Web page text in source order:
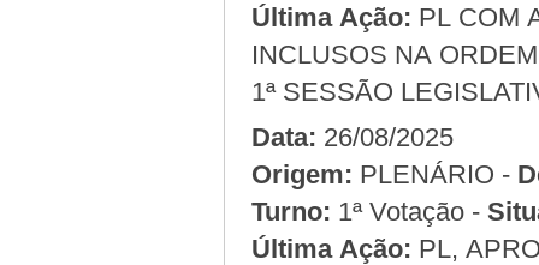
Última Ação: PL COM
INCLUSOS NA
1ª SESSÃO
Data: 26/08/2025
Origem:
PLENÁRIO -
Turno:
1ª Votação -
Última Ação: PL,